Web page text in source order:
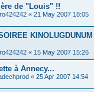
de "Louis" !!
« 21 May 2007 18:05
« 15 May 2007 15:26
à Annecy...
« 25 Apr 2007 14:54